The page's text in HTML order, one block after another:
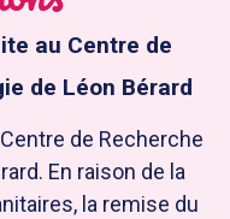
au Centre de
de Léon Bérard
de Recherche
En raison de la
la remise du